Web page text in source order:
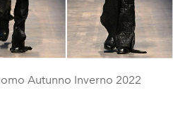
Autunno Inverno 2022